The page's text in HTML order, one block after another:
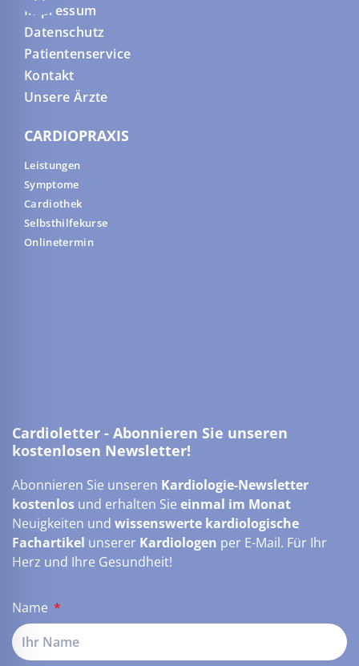
Impressum
Datenschutz
Patientenservice
Kontakt
Unsere Ärzte
CARDIOPRAXIS
Leistungen
Symptome
Cardiothek
Selbsthilfekurse
Onlinetermin
Cardioletter - Abonnieren Sie unseren
kostenlosen Newsletter!
Abonnieren Sie unseren Kardiologie-Newsletter
kostenlos und erhalten Sie einmal im Monat
Neuigkeiten und wissenswerte kardiologische
Fachartikel unserer Kardiologen per E-Mail. Für Ihr
Herz und Ihre Gesundheit!
Name